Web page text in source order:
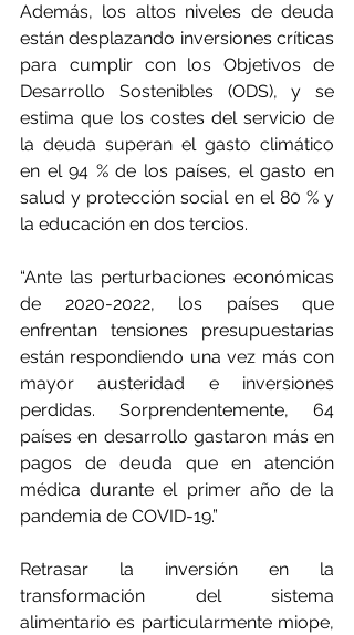
Además, los altos niveles de deuda
están desplazando inversiones críticas
para cumplir con los Objetivos de
Desarrollo Sostenibles (ODS), y se
estima que los costes del servicio de
la deuda superan el gasto climático
en el 94 % de los países, el gasto en
salud y protección social en el 80 % y
la educación en dos tercios.
“Ante las perturbaciones económicas
de 2020-2022, los países que
enfrentan tensiones presupuestarias
están respondiendo una vez más con
mayor austeridad e inversiones
perdidas. Sorprendentemente, 64
países en desarrollo gastaron más en
pagos de deuda que en atención
médica durante el primer año de la
pandemia de COVID-19.”
Retrasar la inversión en la
transformación del sistema
alimentario es particularmente miope,